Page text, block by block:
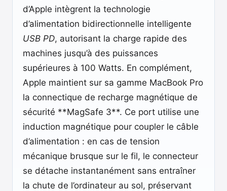
d’Apple intègrent la technologie
d’alimentation bidirectionnelle intelligente
USB PD, autorisant la charge rapide des
machines jusqu’à des puissances
supérieures à 100 Watts. En complément,
Apple maintient sur sa gamme MacBook Pro
la connectique de recharge magnétique de
sécurité **MagSafe 3**. Ce port utilise une
induction magnétique pour coupler le câble
d’alimentation : en cas de tension
mécanique brusque sur le fil, le connecteur
se détache instantanément sans entraîner
la chute de l’ordinateur au sol, préservant